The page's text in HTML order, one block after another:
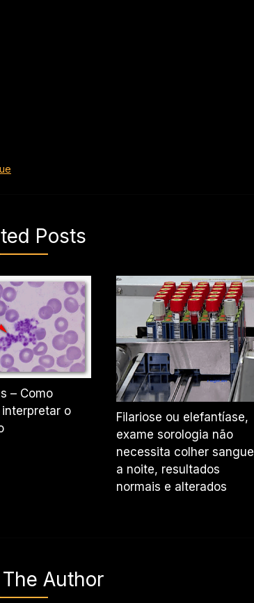
Posts
– Como
o
Filariose ou elefantíase,
exame sorologia não
necessita colher sangue
a noite, resultados
normais e alterados
Author